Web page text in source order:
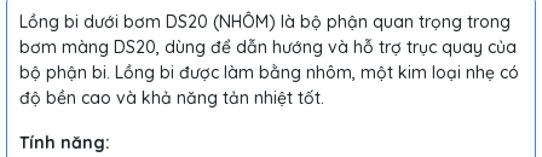
Lồng bi dưới bơm DS20 (NHÔM) là bộ phận quan trọng trong
bơm màng DS20, dùng để dẫn hướng và hỗ trợ trục quay của
bộ phận bi. Lồng bi được làm bằng nhôm, một kim loại nhẹ có
độ bền cao và khả năng tản nhiệt tốt.
Tính năng: